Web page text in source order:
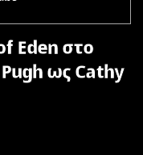
Eden στο
ως Cathy